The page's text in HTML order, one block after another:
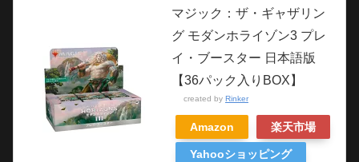
マジック：ザ・ギャザリン
グ モダンホライゾン3 プレ
イ・ブースター 日本語版
【36パック入りBOX】
created by Rinker
Amazon 楽天市場
Yahooショッピング